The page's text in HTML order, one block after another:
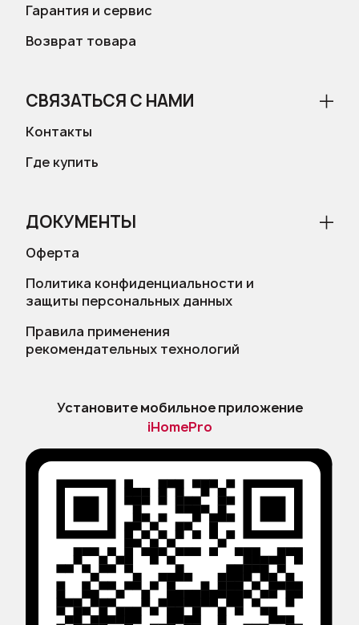
Гарантия и сервис
Возврат товара
СВЯЗАТЬСЯ С НАМИ
Контакты
Где купить
ДОКУМЕНТЫ
Оферта
Политика конфиденциальности и
защиты персональных данных
Правила применения
рекомендательных технологий
Установите мобильное приложение
iHomePro